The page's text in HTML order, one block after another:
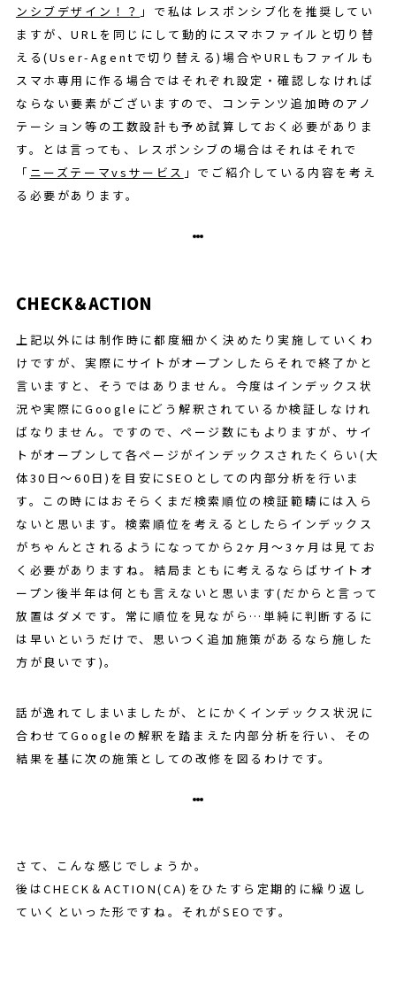
ンシブデザイン！？ 」で私はレスポンシブ化を推奨してい
ますが、URLを同じにして動的にスマホファイルと切り替
える(User-Agentで切り替える)場合やURLもファイルも
スマホ専用に作る場合ではそれぞれ設定・確認しなければ
ならない要素がございますので、コンテンツ追加時のアノ
テーション等の工数設計も予め試算しておく必要がありま
す。とは言っても、レスポンシブの場合はそれはそれで
「 ニーズテーマvsサービス 」でご紹介している内容を考え
る必要があります。
CHECK＆ACTION
上記以外には制作時に都度細かく決めたり実施していくわ
けですが、実際にサイトがオープンしたらそれで終了かと
言いますと、そうではありません。今度はインデックス状
況や実際にGoogleにどう解釈されているか検証しなけれ
ばなりません。ですので、ページ数にもよりますが、サイ
トがオープンして各ページがインデックスされたくらい(大
体30日～60日)を目安にSEOとしての内部分析を行いま
す。この時にはおそらくまだ検索順位の検証範疇には入ら
ないと思います。検索順位を考えるとしたらインデックス
がちゃんとされるようになってから2ヶ月～3ヶ月は見てお
く必要がありますね。結局まともに考えるならばサイトオ
ープン後半年は何とも言えないと思います(だからと言って
放置はダメです。常に順位を見ながら…単純に判断するに
は早いというだけで、思いつく追加施策があるなら施した
方が良いです)。
話が逸れてしまいましたが、とにかくインデックス状況に
合わせてGoogleの解釈を踏まえた内部分析を行い、その
結果を基に次の施策としての改修を図るわけです。
さて、こんな感じでしょうか。
後はCHECK＆ACTION(CA)をひたすら定期的に繰り返し
ていくといった形ですね。それがSEOです。